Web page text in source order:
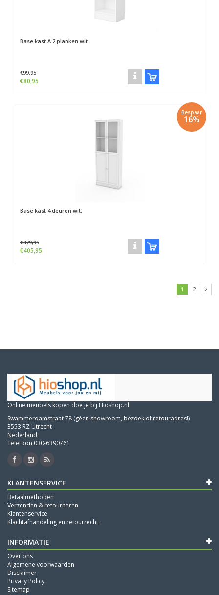
Base kast A 2 planken wit.
€99,95
€80,95
Bespaar
16%
Base kast 4 deuren wit.
€479,95
€405,95
1 2
Online meubels kopen doe je bij Hioshop.nl
Swammerdamstraat 78 (géén showroom, bezoek of retouradres!)
3553 RZ Utrecht
Nederland
Telefoon 030-6390761
KLANTENSERVICE
Betaalmethoden
Verzenden & retourneren
Klantenservice
Klachtafhandeling en retourrecht
INFORMATIE
Over ons
Algemene voorwaarden
Disclaimer
Privacy Policy
Sitemap